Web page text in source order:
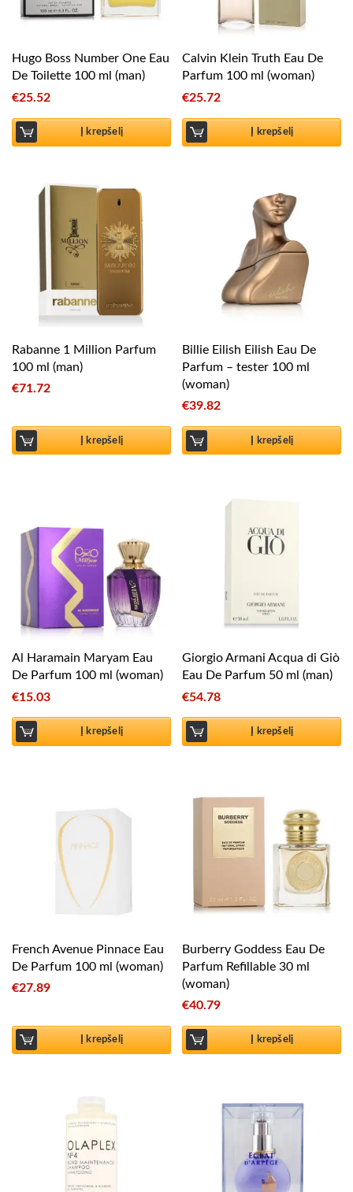
Hugo Boss Number One Eau
De Toilette 100 ml (man)
€25.52
Į krepšelį
Calvin Klein Truth Eau De
Parfum 100 ml (woman)
€25.72
Į krepšelį
Rabanne 1 Million Parfum
100 ml (man)
€71.72
Į krepšelį
Billie Eilish Eilish Eau De
Parfum – tester 100 ml
(woman)
€39.82
Į krepšelį
Al Haramain Maryam Eau
De Parfum 100 ml (woman)
€15.03
Į krepšelį
Giorgio Armani Acqua di Giò
Eau De Parfum 50 ml (man)
€54.78
Į krepšelį
French Avenue Pinnace Eau
De Parfum 100 ml (woman)
€27.89
Į krepšelį
Burberry Goddess Eau De
Parfum Refillable 30 ml
(woman)
€40.79
Į krepšelį